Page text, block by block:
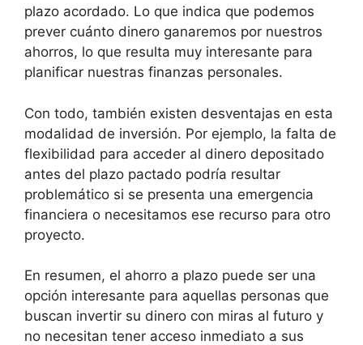
plazo acordado. Lo que indica que podemos
prever cuánto dinero ganaremos por nuestros
ahorros, lo que resulta muy interesante para
planificar nuestras finanzas personales.
Con todo, también existen desventajas en esta
modalidad de inversión. Por ejemplo, la falta de
flexibilidad para acceder al dinero depositado
antes del plazo pactado podría resultar
problemático si se presenta una emergencia
financiera o necesitamos ese recurso para otro
proyecto.
En resumen, el ahorro a plazo puede ser una
opción interesante para aquellas personas que
buscan invertir su dinero con miras al futuro y
no necesitan tener acceso inmediato a sus